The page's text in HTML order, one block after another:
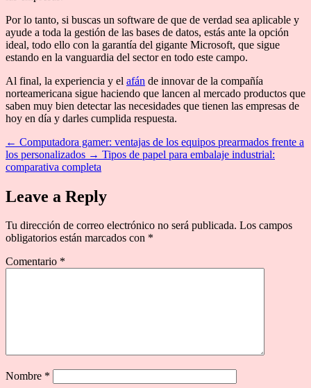
Por lo tanto, si buscas un software de que de verdad sea aplicable y
ayude a toda la gestión de las bases de datos, estás ante la opción
ideal, todo ello con la garantía del gigante Microsoft, que sigue
estando en la vanguardia del sector en todo este campo.
Al final, la experiencia y el afán de innovar de la compañía
norteamericana sigue haciendo que lancen al mercado productos que
saben muy bien detectar las necesidades que tienen las empresas de
hoy en día y darles cumplida respuesta.
← Computadora gamer: ventajas de los equipos prearmados frente a
los personalizados → Tipos de papel para embalaje industrial:
comparativa completa
Leave a Reply
Tu dirección de correo electrónico no será publicada. Los campos
obligatorios están marcados con *
Comentario *
Nombre *